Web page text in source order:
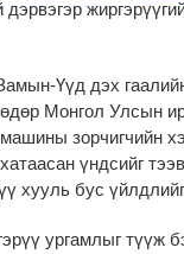
Үүд дэх
Монгол Улсын
зорчигчийн
үндсийг
хууль бус
ургамлыг